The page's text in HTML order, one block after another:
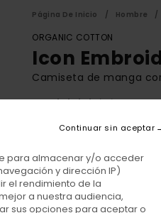
Página De Inicio Hombre
ORGANIC COTTON
Icon
Camiseta de manga
4.6
ECO-BONUS
15,75 €
OFERTAS
DOBLE PROMO -25% EXTRA
para almacenar y/o acceder
y dirección IP)
el rendimiento de la
a nuestra audiencia,
sus opciones para aceptar o
Continuar sin aceptar